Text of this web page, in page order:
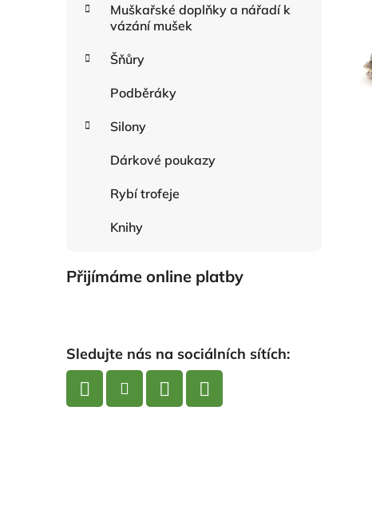
Muškařské doplňky a nářadí k
vázání mušek
Šňůry
Podběráky
Silony
Dárkové poukazy
Rybí trofeje
Knihy
Přijímáme online platby
Sledujte nás na sociálních sítích: